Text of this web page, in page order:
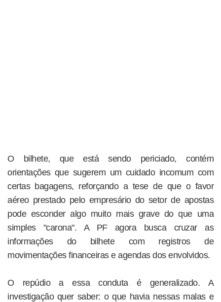
O bilhete, que está sendo periciado, contém
orientações que sugerem um cuidado incomum com
certas bagagens, reforçando a tese de que o favor
aéreo prestado pelo empresário do setor de apostas
pode esconder algo muito mais grave do que uma
simples "carona". A PF agora busca cruzar as
informações do bilhete com registros de
movimentações financeiras e agendas dos envolvidos.
O repúdio a essa conduta é generalizado. A
investigação quer saber: o que havia nessas malas e